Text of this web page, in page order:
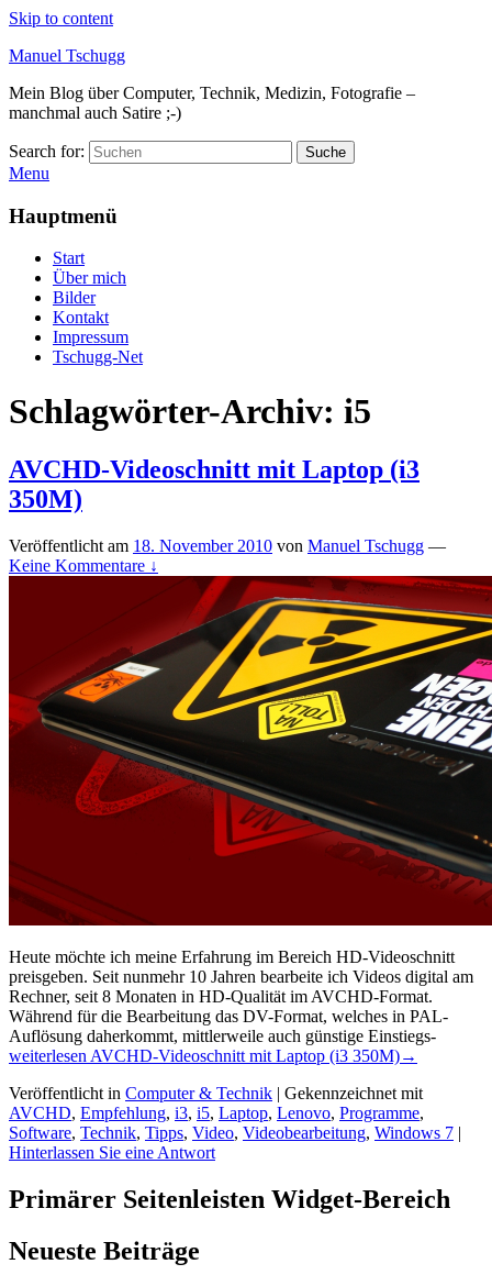
Skip to content
Manuel Tschugg
Mein Blog über Computer, Technik, Medizin, Fotografie –
manchmal auch Satire ;-)
Search for: Suche
Menu
Hauptmenü
Start
Über mich
Bilder
Kontakt
Impressum
Tschugg-Net
Schlagwörter-Archiv: i5
AVCHD-Videoschnitt mit Laptop (i3
350M)
Veröffentlicht am 18. November 2010 von Manuel Tschugg —
Keine Kommentare ↓
Heute möchte ich meine Erfahrung im Bereich HD-Videoschnitt
preisgeben. Seit nunmehr 10 Jahren bearbeite ich Videos digital am
Rechner, seit 8 Monaten in HD-Qualität im AVCHD-Format.
Während für die Bearbeitung das DV-Format, welches in PAL-
Auflösung daherkommt, mittlerweile auch günstige Einstiegs-
weiterlesen AVCHD-Videoschnitt mit Laptop (i3 350M)→
Veröffentlicht in Computer & Technik | Gekennzeichnet mit
AVCHD, Empfehlung, i3, i5, Laptop, Lenovo, Programme,
Software, Technik, Tipps, Video, Videobearbeitung, Windows 7 |
Hinterlassen Sie eine Antwort
Primärer Seitenleisten Widget-Bereich
Neueste Beiträge